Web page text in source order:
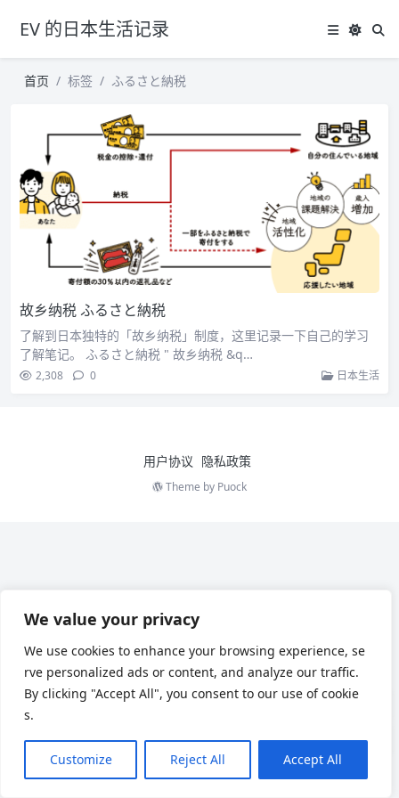
We value your privacy
We use cookies to enhance your browsing experience, se
rve personalized ads or content, and analyze our traffic.
By clicking "Accept All", you consent to our use of cookie
s.
Customize Reject All Accept All
EV 的日本生活记录
首页 标签 ふるさと納税
故乡纳税 ふるさと納税
了解到日本独特的「故乡纳税」制度，这里记录一下自己的学习
了解笔记。 ふるさと納税 " 故乡纳税 &q…
2,308 0 日本生活
用户协议 隐私政策
Theme by Puock